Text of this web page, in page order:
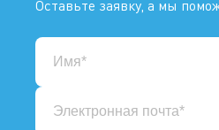
Оставьте заявку, а мы